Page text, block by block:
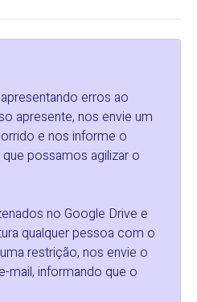
erros ao
apresente, nos envie um
e nos informe o
possamos agilizar o
no Google Drive e
qualquer pessoa com o
restrição, nos envie o
mail, informando que o